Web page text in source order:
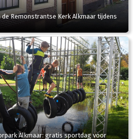
Remonstrantse Kerk Alkmaar tijdens
Alkmaar: gratis sportdag voor